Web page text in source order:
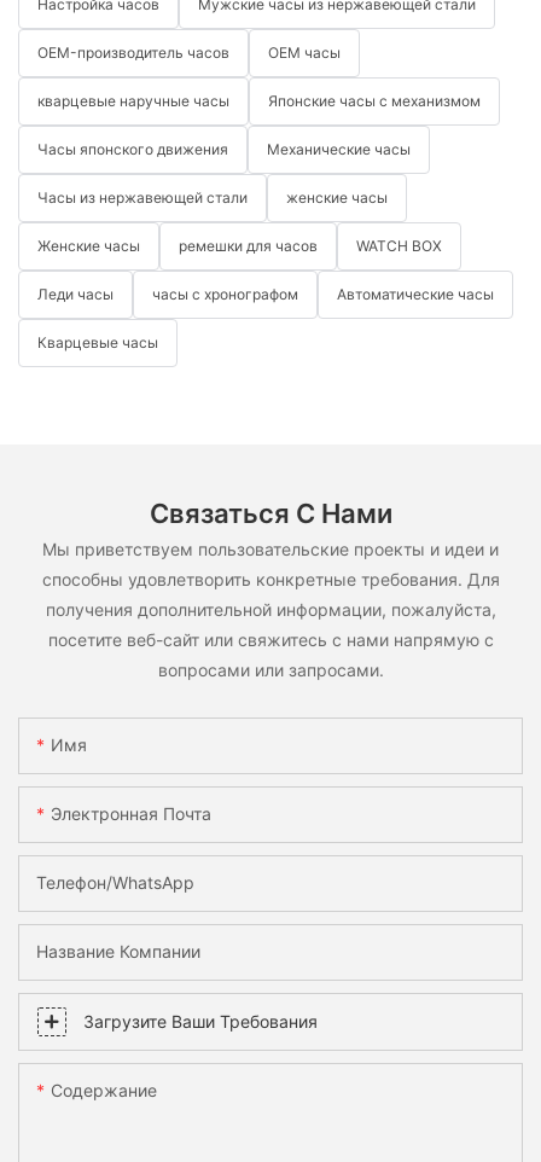
Настройка часов Мужские часы из нержавеющей стали
OEM-производитель часов OEM часы
кварцевые наручные часы Японские часы с механизмом
Часы японского движения Механические часы
Часы из нержавеющей стали женские часы
Женские часы ремешки для часов WATCH BOX
Леди часы часы с хронографом Автоматические часы
Кварцевые часы
Связаться С Нами
Мы приветствуем пользовательские проекты и идеи и
способны удовлетворить конкретные требования. Для
получения дополнительной информации, пожалуйста,
посетите веб-сайт или свяжитесь с нами напрямую с
вопросами или запросами.
Имя
Электронная Почта
Телефон/WhatsApp
Название Компании
Загрузите Ваши Требования
Содержание